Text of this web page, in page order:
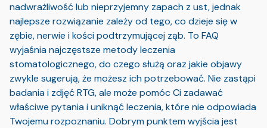
nadwrażliwość lub nieprzyjemny zapach z ust, jednak
najlepsze rozwiązanie zależy od tego, co dzieje się w
zębie, nerwie i kości podtrzymującej ząb. To FAQ
wyjaśnia najczęstsze metody leczenia
stomatologicznego, do czego służą oraz jakie objawy
zwykle sugerują, że możesz ich potrzebować. Nie zastąpi
badania i zdjęć RTG, ale może pomóc Ci zadawać
właściwe pytania i uniknąć leczenia, które nie odpowiada
Twojemu rozpoznaniu. Dobrym punktem wyjścia jest